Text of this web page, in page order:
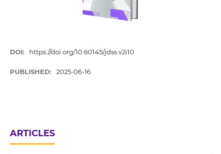
DOI: https://doi.org/10.60145/jdss.v2i10
PUBLISHED: 2025-06-16
ARTICLES